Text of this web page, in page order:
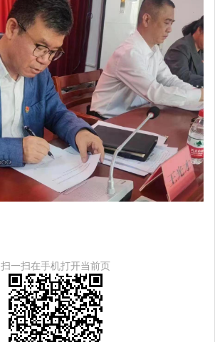
扫一扫在手机打开当前页